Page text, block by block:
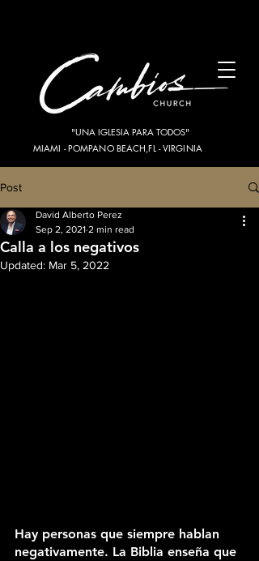
"UNA IGLESIA PARA TODOS"
MIAMI - POMPANO BEACH,FL - VIRGINIA
Post
Calla a los negativos
David Alberto Perez
Sep 2, 2021 2 min read
Updated: Mar 5, 2022
Hay personas que siempre hablan
negativamente. La Biblia enseña que